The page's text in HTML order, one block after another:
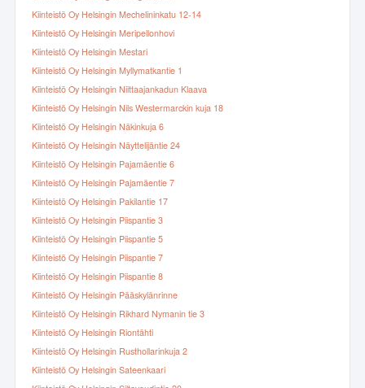
Kiinteistö Oy Helsingin Mechelininkatu 12-14
Kiinteistö Oy Helsingin Meripellonhovi
Kiinteistö Oy Helsingin Mestari
Kiinteistö Oy Helsingin Myllymatkantie 1
Kiinteistö Oy Helsingin Niittaajankadun Klaava
Kiinteistö Oy Helsingin Nils Westermarckin kuja 18
Kiinteistö Oy Helsingin Näkinkuja 6
Kiinteistö Oy Helsingin Näyttelijäntie 24
Kiinteistö Oy Helsingin Pajamäentie 6
Kiinteistö Oy Helsingin Pajamäentie 7
Kiinteistö Oy Helsingin Pakilantie 17
Kiinteistö Oy Helsingin Piispantie 3
Kiinteistö Oy Helsingin Piispantie 5
Kiinteistö Oy Helsingin Piispantie 7
Kiinteistö Oy Helsingin Piispantie 8
Kiinteistö Oy Helsingin Pääskylänrinne
Kiinteistö Oy Helsingin Rikhard Nymanin tie 3
Kiinteistö Oy Helsingin Riontähti
Kiinteistö Oy Helsingin Rusthollarinkuja 2
Kiinteistö Oy Helsingin Sateenkaari